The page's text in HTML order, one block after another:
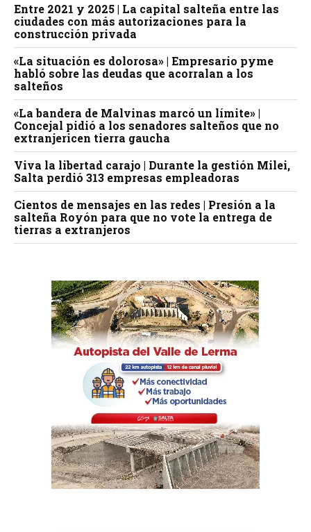
Entre 2021 y 2025 | La capital salteña entre las
ciudades con más autorizaciones para la
construcción privada
«La situación es dolorosa» | Empresario pyme
habló sobre las deudas que acorralan a los
salteños
«La bandera de Malvinas marcó un límite» |
Concejal pidió a los senadores salteños que no
extranjericen tierra gaucha
Viva la libertad carajo | Durante la gestión Milei,
Salta perdió 313 empresas empleadoras
Cientos de mensajes en las redes | Presión a la
salteña Royón para que no vote la entrega de
tierras a extranjeros